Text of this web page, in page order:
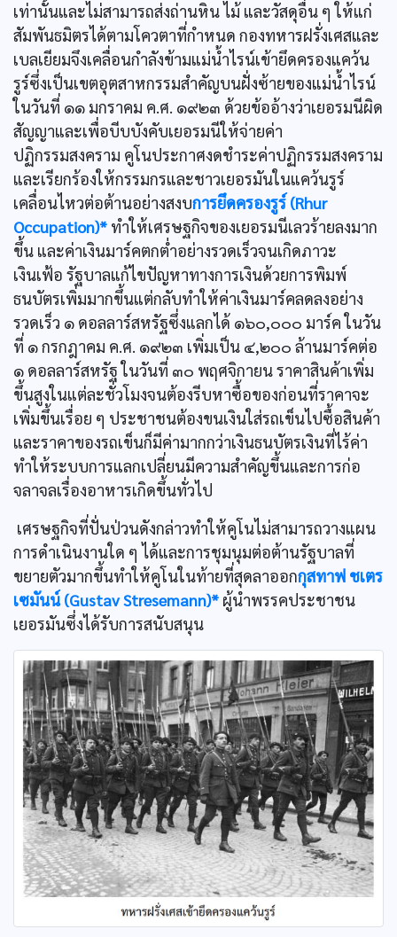
เท่านั้นและไม่สามารถส่งถ่านหิน ไม้ และวัสดุอื่น ๆ ให้แก่
สัมพันธมิตรได้ตามโควตาที่กำหนด กองทหารฝรั่งเศสและ
เบลเยียมจึงเคลื่อนกำลังข้ามแม่น้ำไรน์เข้ายึดครองแคว้น
รูร์ซึ่งเป็นเขตอุตสาหกรรมสำคัญบนฝั่งซ้ายของแม่น้ำไรน์
ในวันที่ ๑๑ มกราคม ค.ศ. ๑๙๒๓ ด้วยข้ออ้างว่าเยอรมนีผิด
สัญญาและเพื่อบีบบังคับเยอรมนีให้จ่ายค่า
ปฏิกรรมสงคราม คูโนประกาศงดชำระค่าปฏิกรรมสงคราม
และเรียกร้องให้กรรมกรและชาวเยอรมันในแคว้นรูร์
เคลื่อนไหวต่อต้านอย่างสงบการยึดครองรูร์ (Rhur
Occupation)* ทำให้เศรษฐกิจของเยอรมนีเลวร้ายลงมาก
ขึ้น และค่าเงินมาร์คตกต่ำอย่างรวดเร็วจนเกิดภาวะ
เงินเฟ้อ รัฐบาลแก้ไขปัญหาทางการเงินด้วยการพิมพ์
ธนบัตรเพิ่มมากขึ้นแต่กลับทำให้ค่าเงินมาร์คลดลงอย่าง
รวดเร็ว ๑ ดอลลาร์สหรัฐซึ่งแลกได้ ๑๖๐,๐๐๐ มาร์ค ในวัน
ที่ ๑ กรกฎาคม ค.ศ. ๑๙๒๓ เพิ่มเป็น ๔,๒๐๐ ล้านมาร์คต่อ
๑ ดอลลาร์สหรัฐ ในวันที่ ๓๐ พฤศจิกายน ราคาสินค้าเพิ่ม
ขึ้นสูงในแต่ละชั่วโมงจนต้องรีบหาซื้อของก่อนที่ราคาจะ
เพิ่มขึ้นเรื่อย ๆ ประชาชนต้องขนเงินใส่รถเข็นไปซื้อสินค้า
และราคาของรถเข็นก็มีค่ามากกว่าเงินธนบัตรเงินที่ไร้ค่า
ทำให้ระบบการแลกเปลี่ยนมีความสำคัญขึ้นและการก่อ
จลาจลเรื่องอาหารเกิดขึ้นทั่วไป
เศรษฐกิจที่ปั่นป่วนดังกล่าวทำให้คูโนไม่สามารถวางแผน
การดำเนินงานใด ๆ ได้และการชุมนุมต่อต้านรัฐบาลที่
ขยายตัวมากขึ้นทำให้คูโนในท้ายที่สุดลาออกกุสทาฟ ชเตร
เซมันน์ (Gustav Stresemann)* ผู้นำพรรคประชาชน
เยอรมันซึ่งได้รับการสนับสนุน